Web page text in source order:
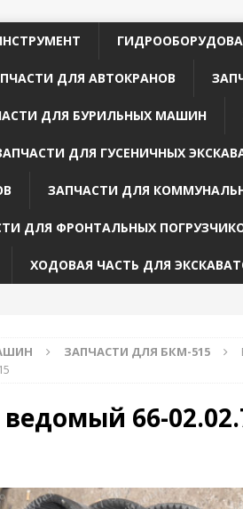
ДЛЯ АВТОКРАНОВ
ДЛЯ БУРИЛЬНЫХ МАШИН
ДЛЯ ГУСЕНИЧНЫХ
ЗАПЧАСТИ ДЛЯ
ДЛЯ ФРОНТАЛЬНЫХ
ХОДОВАЯ ЧАСТЬ ДЛЯ
ЗАПЧАСТИ ДЛЯ БКМ-515
66-